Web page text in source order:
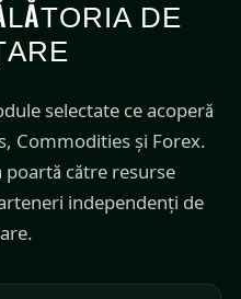
DE
selectate ce acoperă
Commodities și Forex.
poartă către resurse
independenți de